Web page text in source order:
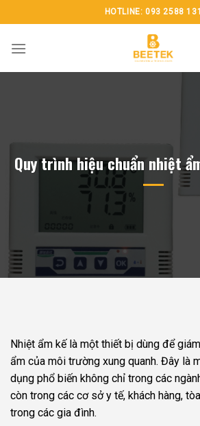
đến
nội
HOTLINE: 093 2588 131
Quy trình hiệu chuẩn nhiệt
Nhiệt ẩm kế là một thiết bị dùng để
ẩm của môi trường xung quanh. Đây là
dụng phổ biến không chỉ trong các
còn trong các cơ sở y tế, khách hàng,
trong các gia đình.